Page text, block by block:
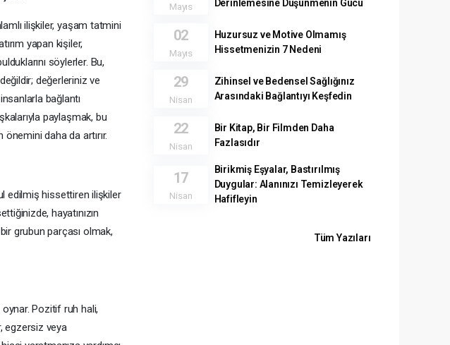
ilişkiler, yaşam tatmini
yapan kişiler,
söylerler. Bu,
değerleriniz ve
bağlantı
paylaşmak, bu
önemini daha da artırır.
edilmiş hissettiren ilişkiler
hayatınızın
grubun parçası olmak,
Pozitif ruh hali,
egzersiz veya
Mayıs
Derinlemesine Düşünmenin Gücü
02
Mayıs
Huzursuz ve Motive Olmamış
Hissetmenizin 7 Nedeni
29
Nisan
Zihinsel ve Bedensel Sağlığınız
Arasındaki Bağlantıyı Keşfedin
22
Nisan
Bir Kitap, Bir Filmden Daha
Fazlasıdır
17
Nisan
Birikmiş Eşyalar, Bastırılmış
Duygular: Alanınızı Temizleyerek
Hafifleyin
Tüm Yazıları